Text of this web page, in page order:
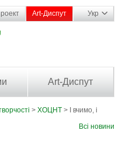
Art-Диспут Укр
Art-Диспут
> ХОЦНТ > І вчимо, і
Всі новини